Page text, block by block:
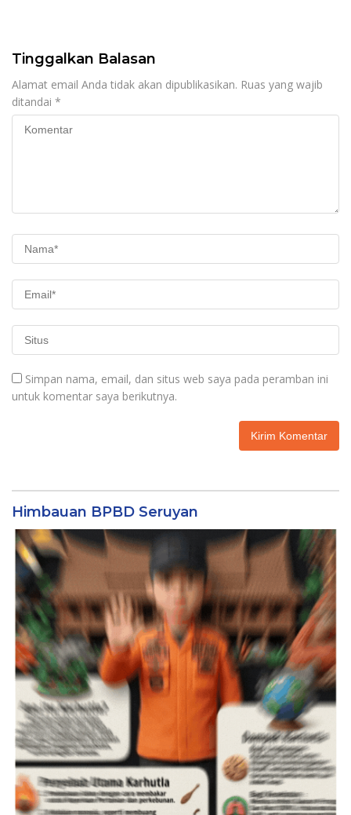
Tinggalkan Balasan
Alamat email Anda tidak akan dipublikasikan. Ruas yang wajib
ditandai *
Simpan nama, email, dan situs web saya pada peramban ini
untuk komentar saya berikutnya.
Himbauan BPBD Seruyan